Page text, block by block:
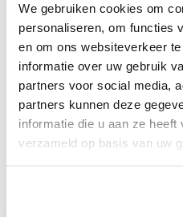
We gebruiken cookies om
personaliseren, om functies
en om ons websiteverkeer
informatie over uw gebruik
partners voor social media,
partners kunnen deze
informatie die u aan ze
verzameld op basis van uw
Specificaties
Reviews